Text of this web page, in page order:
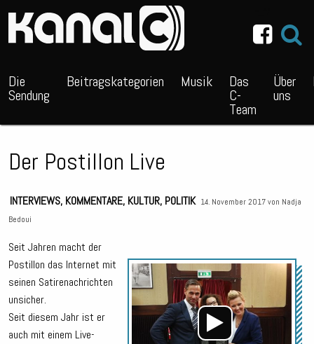
Die
Sendung
Beitragskategorien Musik Das
C-
Team
Über
uns
Der Postillon Live
INTERVIEWS, KOMMENTARE, KULTUR, POLITIK 14. November 2017 von Nadja
Bedoui
Seit Jahren macht der
Postillon das Internet mit
seinen Satirenachrichten
unsicher.
Seit diesem Jahr ist er
auch mit einem Live-